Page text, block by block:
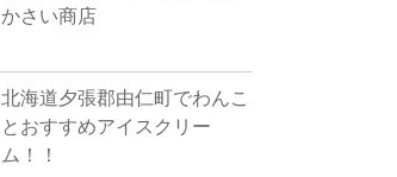
かさい商店
北海道夕張郡由仁町でわんこ
とおすすめアイスクリー
ム！！